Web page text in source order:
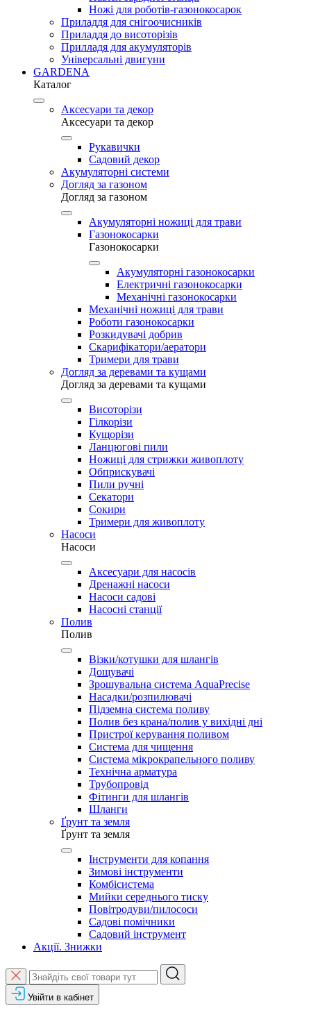
Ножі для роботів-газонокосарок
Приладдя для снігоочисників
Приладдя до висоторізів
Прилладя для акумуляторів
Універсальні двигуни
GARDENA
Каталог
Аксесуари та декор
Аксесуари та декор
Рукавички
Садовий декор
Акумуляторні системи
Догляд за газоном
Догляд за газоном
Акумуляторні ножиці для трави
Газонокосарки
Газонокосарки
Акумуляторні газонокосарки
Електричні газонокосарки
Механічні газонокосарки
Механічні ножиці для трави
Роботи газонокосарки
Розкидувачі добрив
Скарифікатори/аератори
Тримери для трави
Догляд за деревами та кущами
Догляд за деревами та кущами
Висоторізи
Гілкорізи
Кущорізи
Ланцюгові пили
Ножиці для стрижки живоплоту
Обприскувачі
Пили ручні
Секатори
Сокири
Тримери для живоплоту
Насоси
Насоси
Аксесуари для насосів
Дренажні насоси
Насоси садові
Насосні станції
Полив
Полив
Візки/котушки для шлангів
Дощувачі
Зрошувальна система AquaPrecise
Насадки/розпилювачі
Підземна система поливу
Полив без крана/полив у вихідні дні
Пристрої керування поливом
Система для чищення
Система мікрокрапельного поливу
Технічна арматура
Трубопровід
Фітинги для шлангів
Шланги
Ґрунт та земля
Ґрунт та земля
Інструменти для копання
Зимові інструменти
Комбісистема
Мийки середнього тиску
Повітродуви/пилососи
Садові помічники
Садовий інструмент
Акції. Знижки
Увійти в кабінет